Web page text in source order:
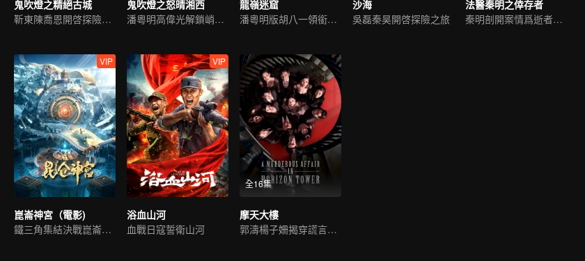
鬼吹燈之精絕古城
靳東陳喬恩開啓探險之旅
鬼吹燈之怒晴湘西
潘粵明高偉光解鎖峭壁懸棺
龍嶺迷窟
潘粵明版胡八一領銜新冒險
沙海
吳磊秦昊開啓探險之旅
法醫秦明之倖存者
秦明剖開案情爲逝者代言
VIP
崑崙神宮（電影)
鐵三角集結決戰崑崙祕境
VIP
浴血山河
血戰日寇誓衛山河
全16集
摩天大樓
郭濤楊子姍揭穿謊言羅生門